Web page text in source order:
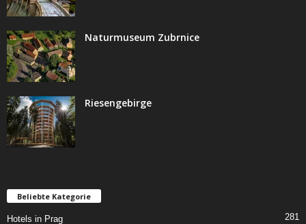
Naturmuseum Zubrnice
Riesengebirge
Beliebte Kategorie
Hotels in Prag 281